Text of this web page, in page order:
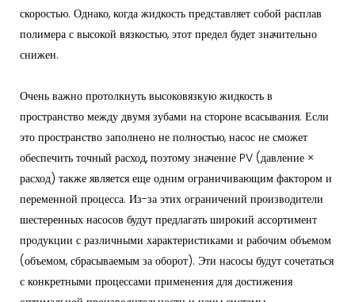
скоростью. Однако, когда жидкость представляет собой расплав
полимера с высокой вязкостью, этот предел будет значительно
снижен.
Очень важно протолкнуть высоковязкую жидкость в
пространство между двумя зубами на стороне всасывания. Если
это пространство заполнено не полностью, насос не сможет
обеспечить точный расход, поэтому значение PV (давление ×
расход) также является еще одним ограничивающим фактором и
переменной процесса. Из-за этих ограничений производители
шестеренных насосов будут предлагать широкий ассортимент
продукции с различными характеристиками и рабочим объемом
(объемом, сбрасываемым за оборот). Эти насосы будут сочетаться
с конкретными процессами применения для достижения